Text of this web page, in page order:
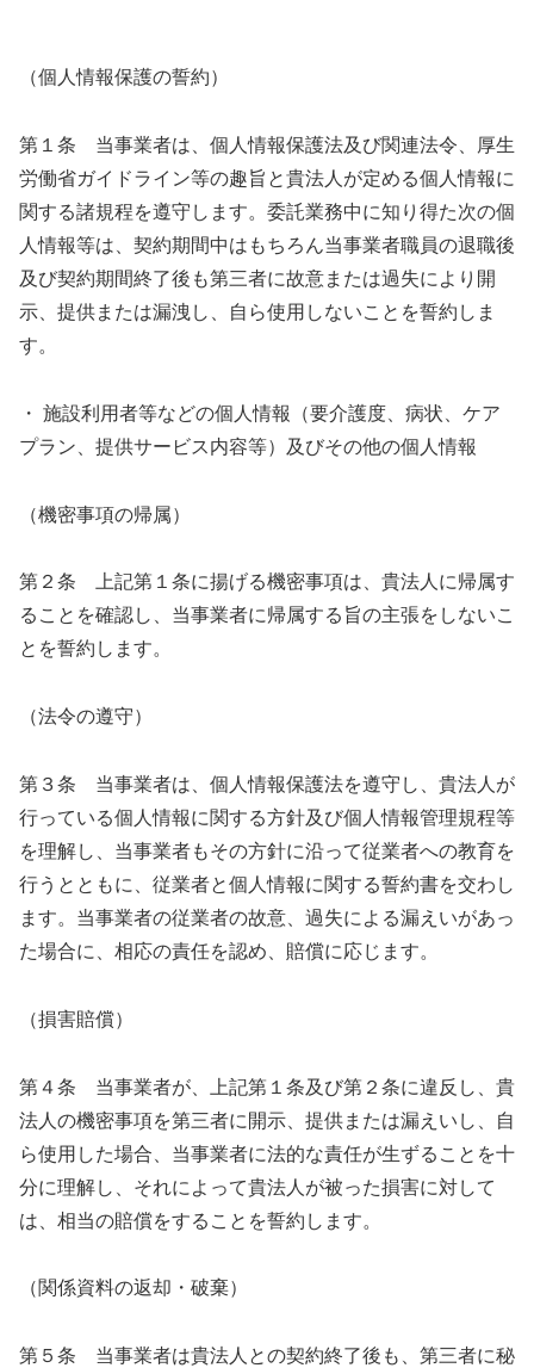
（個人情報保護の誓約）
第１条 当事業者は、個人情報保護法及び関連法令、厚生
労働省ガイドライン等の趣旨と貴法人が定める個人情報に
関する諸規程を遵守します。委託業務中に知り得た次の個
人情報等は、契約期間中はもちろん当事業者職員の退職後
及び契約期間終了後も第三者に故意または過失により開
示、提供または漏洩し、自ら使用しないことを誓約しま
す。
・ 施設利用者等などの個人情報（要介護度、病状、ケア
プラン、提供サービス内容等）及びその他の個人情報
（機密事項の帰属）
第２条 上記第１条に揚げる機密事項は、貴法人に帰属す
ることを確認し、当事業者に帰属する旨の主張をしないこ
とを誓約します。
（法令の遵守）
第３条 当事業者は、個人情報保護法を遵守し、貴法人が
行っている個人情報に関する方針及び個人情報管理規程等
を理解し、当事業者もその方針に沿って従業者への教育を
行うとともに、従業者と個人情報に関する誓約書を交わし
ます。当事業者の従業者の故意、過失による漏えいがあっ
た場合に、相応の責任を認め、賠償に応じます。
（損害賠償）
第４条 当事業者が、上記第１条及び第２条に違反し、貴
法人の機密事項を第三者に開示、提供または漏えいし、自
ら使用した場合、当事業者に法的な責任が生ずることを十
分に理解し、それによって貴法人が被った損害に対して
は、相当の賠償をすることを誓約します。
（関係資料の返却・破棄）
第５条 当事業者は貴法人との契約終了後も、第三者に秘